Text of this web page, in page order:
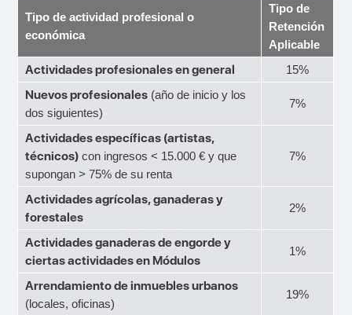
Tipo de actividad profesional o
económica
Tipo de
Retención
Aplicable
Actividades profesionales en general 15%
Nuevos profesionales (año de inicio y los
dos siguientes)
7%
Actividades específicas (artistas,
técnicos) con ingresos < 15.000 € y que
supongan > 75% de su renta
7%
Actividades agrícolas, ganaderas y
forestales
2%
Actividades ganaderas de engorde y
ciertas actividades en Módulos
1%
Arrendamiento de inmuebles urbanos
(locales, oficinas)
19%